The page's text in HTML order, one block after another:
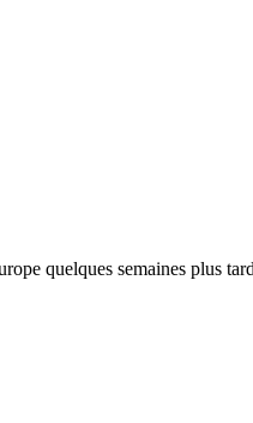
quelques semaines plus